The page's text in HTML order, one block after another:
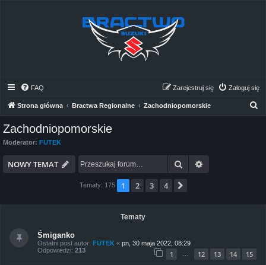
FAQ Zaloguj się
Zarejestruj się
Strona główna Bractwa Regionalne Zachodniopomorskie
Zachodniopomorskie
Moderator: FUTEK
NOWY TEMAT Szukaj
Tematy: 175 1 2 3 4
Tematy
Śmiganko
Ostatni post autor: FUTEK « pn, 30 maja 2022, 08:29
Odpowiedzi: 213 1 12 13 14 15